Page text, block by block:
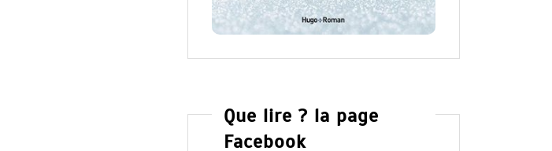
Que lire ? la page
Facebook